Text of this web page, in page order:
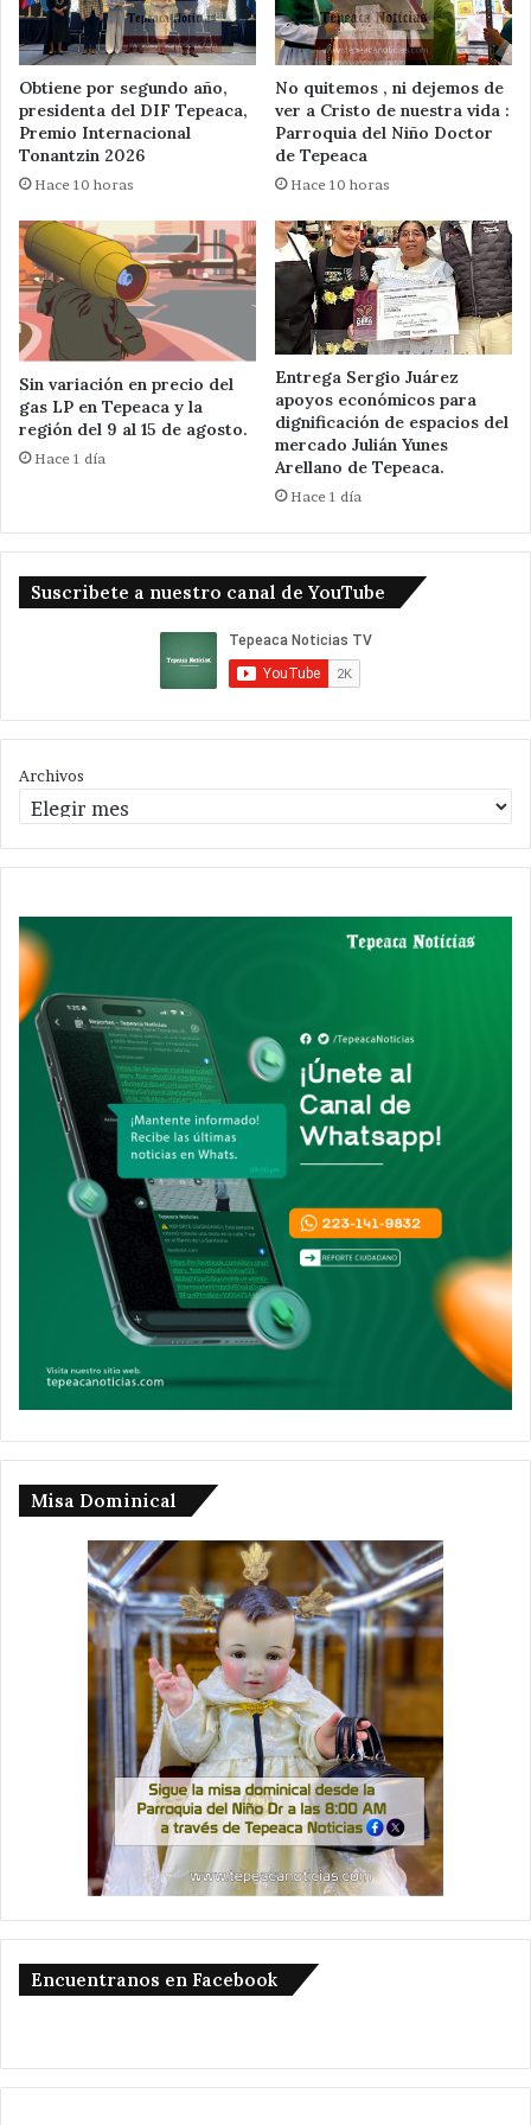
Obtiene por segundo año,
presidenta del DIF Tepeaca,
Premio Internacional
Tonantzin 2026
Hace 10 horas
No quitemos , ni dejemos de
ver a Cristo de nuestra vida :
Parroquia del Niño Doctor
de Tepeaca
Hace 10 horas
Sin variación en precio del
gas LP en Tepeaca y la
región del 9 al 15 de agosto.
Hace 1 día
Entrega Sergio Juárez
apoyos económicos para
dignificación de espacios del
mercado Julián Yunes
Arellano de Tepeaca.
Hace 1 día
Suscribete a nuestro canal de YouTube
Archivos
Misa Dominical
Encuentranos en Facebook